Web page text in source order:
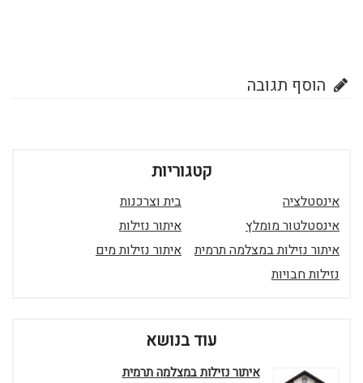
הוסף תגובה
קטגוריות
אינסטלציה
בית וצרכנות
אינסטלטור מומלץ
איתור נזילות
איתור נזילות במצלמה תרמית
איתור נזילות מים
נזילות חבויות
עוד בנושא
איתור נזילות במצלמה תרמית